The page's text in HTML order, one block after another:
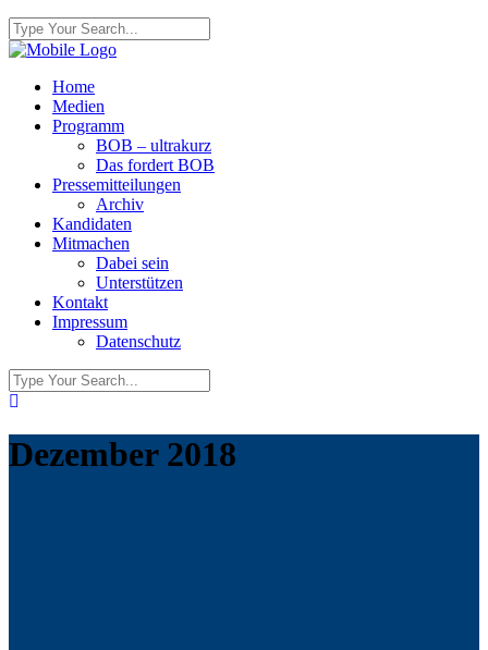
Home
Medien
Programm
BOB – ultrakurz
Das fordert BOB
Pressemitteilungen
Archiv
Kandidaten
Mitmachen
Dabei sein
Unterstützen
Kontakt
Impressum
Datenschutz
Dezember 2018